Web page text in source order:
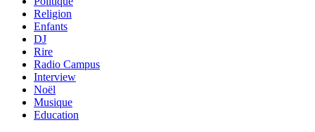
Religion
Enfants
DJ
Rire
Radio Campus
Interview
Noël
Musique
Education